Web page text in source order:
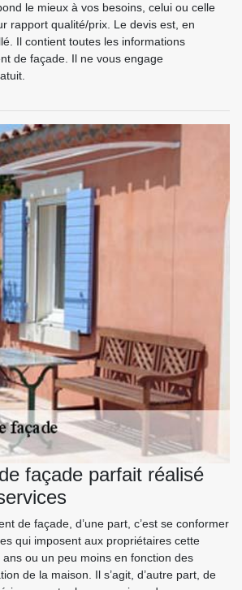
le mieux à vos besoins, celui ou celle
rapport qualité/prix. Le devis est, en
Il contient toutes les informations
de façade. Il ne vous engage
façade parfait réalisé
de façade, d’une part, c’est se conformer
qui imposent aux propriétaires cette
ou un peu moins en fonction des
de la maison. Il s’agit, d’autre part, de